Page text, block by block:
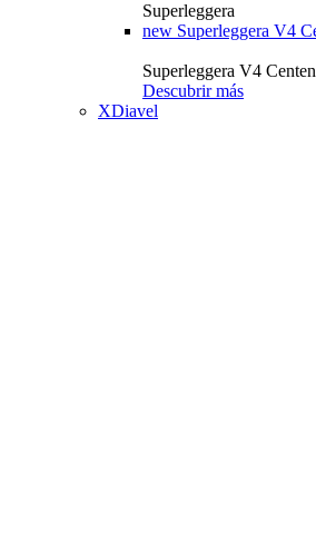
Superleggera
new Superleggera V4
Superleggera V4
Descubrir más
XDiavel